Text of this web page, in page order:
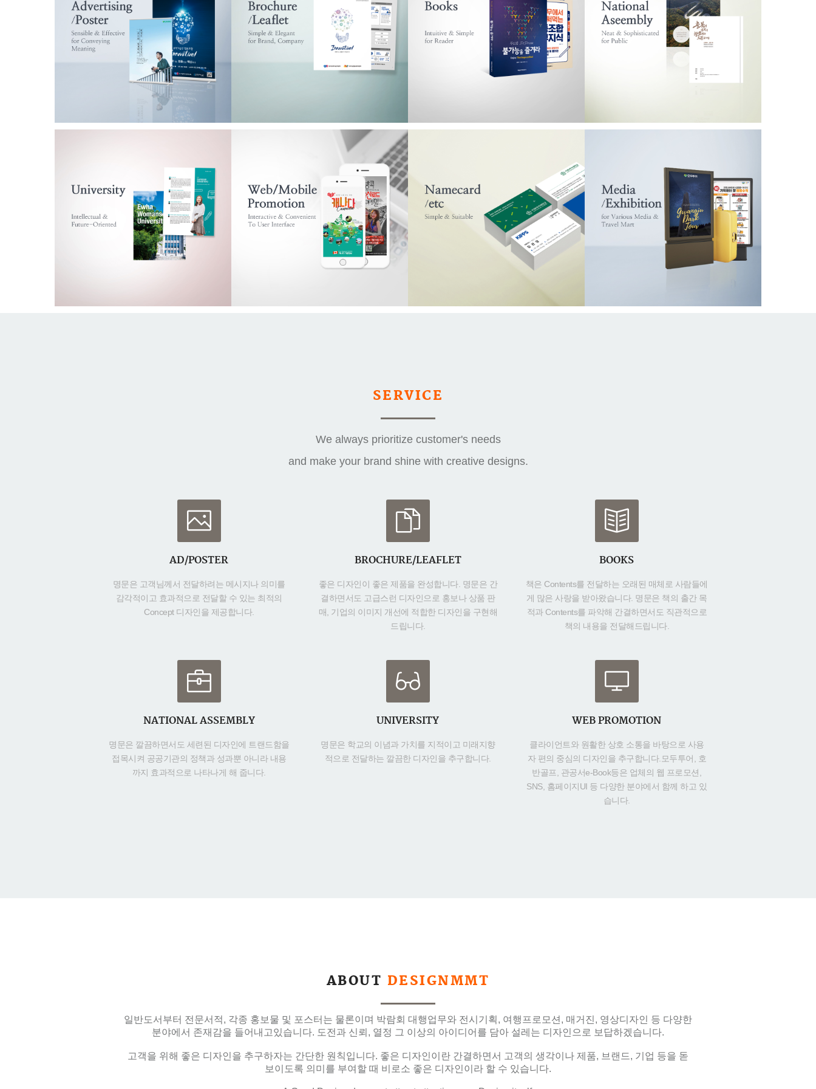
SERVICE
We always prioritize customer's needs
and make your brand shine with creative designs.
AD/POSTER
명문은 고객님께서 전달하려는 메시지나 의미를
감각적이고 효과적으로 전달할 수 있는 최적의
Concept 디자인을 제공합니다.
BROCHURE/LEAFLET
좋은 디자인이 좋은 제품을 완성합니다. 명문은 간
결하면서도 고급스런 디자인으로 홍보나 상품 판
매, 기업의 이미지 개선에 적합한 디자인을 구현해
드립니다.
BOOKS
책은 Contents를 전달하는 오래된 매체로 사람들에
게 많은 사랑을 받아왔습니다. 명문은 책의 출간 목
적과 Contents를 파악해 간결하면서도 직관적으로
책의 내용을 전달해드립니다.
NATIONAL ASSEMBLY
명문은 깔끔하면서도 세련된 디자인에 트랜드함을
접목시켜 공공기관의 정책과 성과뿐 아니라 내용
까지 효과적으로 나타나게 해 줍니다.
UNIVERSITY
명문은 학교의 이념과 가치를 지적이고 미래지향
적으로 전달하는 깔끔한 디자인을 추구합니다.
WEB PROMOTION
클라이언트와 원활한 상호 소통을 바탕으로 사용
자 편의 중심의 디자인을 추구합니다.모두투어, 호
반골프, 관공서e-Book등은 업체의 웹 프로모션,
SNS, 홈페이지UI 등 다양한 분야에서 함께 하고 있
습니다.
ABOUT DESIGNMMT
일반도서부터 전문서적, 각종 홍보물 및 포스터는 물론이며 박람회 대행업무와 전시기획, 여행프로모션, 매거진, 영상디자인 등 다양한
분야에서 존재감을 들어내고있습니다. 도전과 신뢰, 열정 그 이상의 아이디어를 담아 설레는 디자인으로 보답하겠습니다.
고객을 위해 좋은 디자인을 추구하자는 간단한 원칙입니다. 좋은 디자인이란 간결하면서 고객의 생각이나 제품, 브랜드, 기업 등을 돋
보이도록 의미를 부여할 때 비로소 좋은 디자인이라 할 수 있습니다.